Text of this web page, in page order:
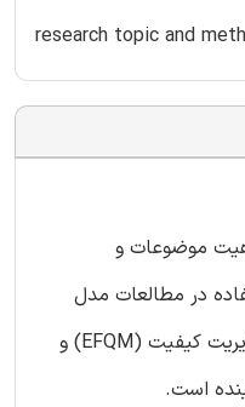
research topic and
موضوعات و
در مطالعات مدل
تعال کسب و کار بنیاد اروپایی مدیریت کیفیت (EFQM) و
است.